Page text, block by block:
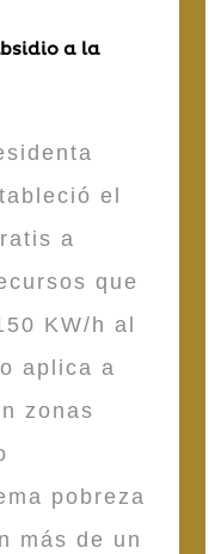
a la
el
a
que
KW/h al
aplica a
zonas
pobreza
más de un